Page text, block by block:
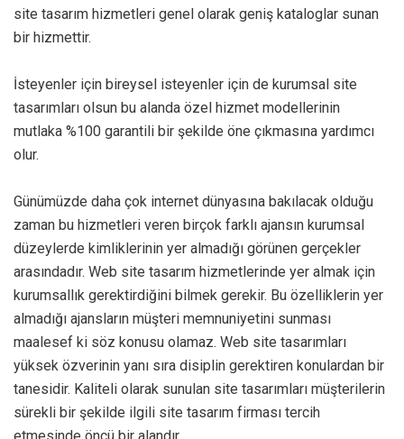
site tasarım hizmetleri genel olarak geniş kataloglar sunan
bir hizmettir.
İsteyenler için bireysel isteyenler için de kurumsal site
tasarımları olsun bu alanda özel hizmet modellerinin
mutlaka %100 garantili bir şekilde öne çıkmasına yardımcı
olur.
Günümüzde daha çok internet dünyasına bakılacak olduğu
zaman bu hizmetleri veren birçok farklı ajansın kurumsal
düzeylerde kimliklerinin yer almadığı görünen gerçekler
arasındadır. Web site tasarım hizmetlerinde yer almak için
kurumsallık gerektirdiğini bilmek gerekir. Bu özelliklerin yer
almadığı ajansların müşteri memnuniyetini sunması
maalesef ki söz konusu olamaz. Web site tasarımları
yüksek özverinin yanı sıra disiplin gerektiren konulardan bir
tanesidir. Kaliteli olarak sunulan site tasarımları müşterilerin
sürekli bir şekilde ilgili site tasarım firması tercih
etmesinde öncü bir alandır.